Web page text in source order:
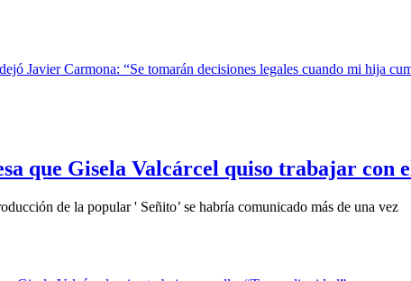
que Gisela Valcárcel quiso trabajar con
de la popular ' Señito’ se habría comunicado más de una vez